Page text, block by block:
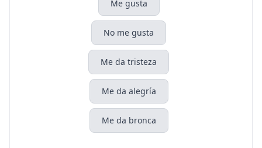
Me gusta
No me gusta
Me da tristeza
Me da alegría
Me da bronca